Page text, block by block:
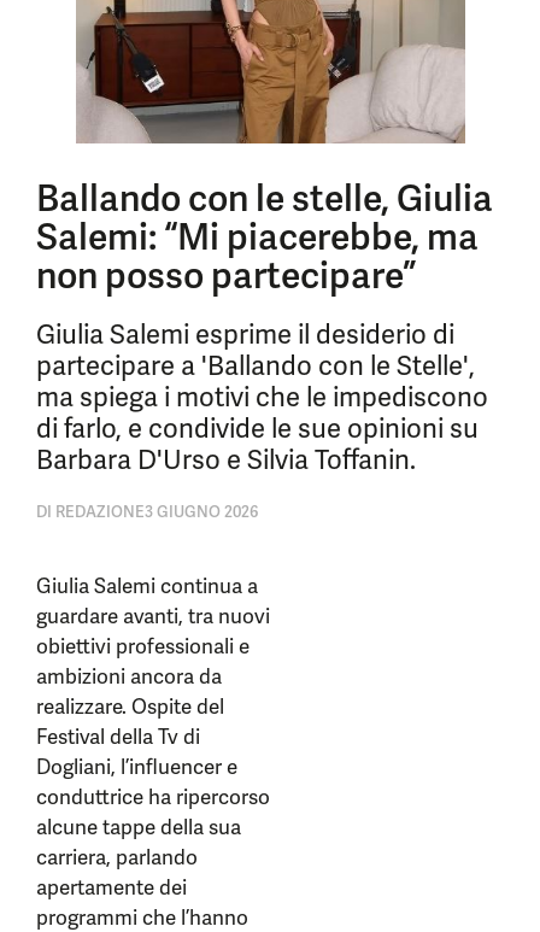
Ballando con le stelle, Giulia
Salemi: “Mi piacerebbe, ma
non posso partecipare”
Giulia Salemi esprime il desiderio di
partecipare a 'Ballando con le Stelle',
ma spiega i motivi che le impediscono
di farlo, e condivide le sue opinioni su
Barbara D'Urso e Silvia Toffanin.
DI REDAZIONE3 GIUGNO 2026
Giulia Salemi continua a
guardare avanti, tra nuovi
obiettivi professionali e
ambizioni ancora da
realizzare. Ospite del
Festival della Tv di
Dogliani, l’influencer e
conduttrice ha ripercorso
alcune tappe della sua
carriera, parlando
apertamente dei
programmi che l’hanno